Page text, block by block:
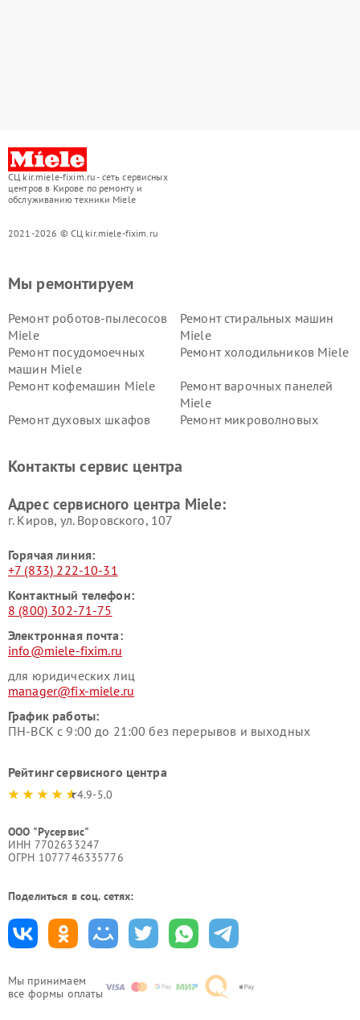
СЦ kir.miele-fixim.ru - сеть сервисных
центров в Кирове по ремонту и
обслуживанию техники Miele
2021-2026 © СЦ kir.miele-fixim.ru
Мы принимаем
все формы оплаты
Мы ремонтируем
Ремонт роботов-пылесосов
Miele
Ремонт стиральных машин
Miele
Ремонт посудомоечных
машин Miele
Ремонт холодильников Miele
Ремонт кофемашин Miele
Ремонт варочных панелей
Miele
Ремонт духовых шкафов
Ремонт микроволновых
Miele
Miele
пылесосов Miele
Контакты сервис центра
Адрес сервисного центра Miele:
г. Киров, ул. Воровского, 107
Горячая линия:
+7 (833) 222-10-31
Контактный телефон:
8 (800) 302-71-75
Электронная почта:
info@miele-fixim.ru
для юридических лиц
manager@fix-miele.ru
График работы:
ПН-ВСК с 9:00 до 21:00 без перерывов и выходных
Рейтинг сервисного центра
4.9-5.0
ООО "Русервис"
ИНН 7702633247
ОГРН 1077746335776
Поделиться в соц. сетях: